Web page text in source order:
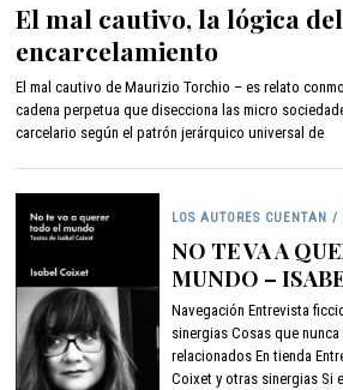
b
r
e
r
o
9
2
0
2
El mal cautivo, la lógica del
encarcelamiento
El mal cautivo de Maurizio Torchio – es relato
cadena perpetua que disecciona las micro
carcelario según el patrón jerárquico universal de
LOS AUTORES CUENTAN /
NO TE VA A
MUNDO –
Navegación Entrevista
sinergias Cosas que
relacionados En tienda
Coixet y otras sinergias Si